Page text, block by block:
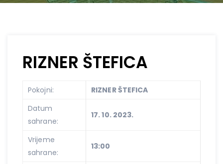
RIZNER ŠTEFICA
Pokojni:
RIZNER ŠTEFICA
Datum
sahrane:
17. 10. 2023.
Vrijeme
sahrane:
13:00